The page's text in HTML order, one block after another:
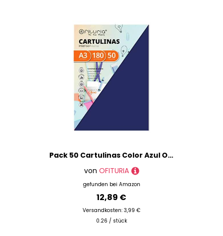
Pack 50 Cartulinas Color Azul Oscuro Tamaño A3 180g
von OFITURIA
gefunden bei Amazon
12,89 €
Versandkosten: 3,99 €
0.26 / stück